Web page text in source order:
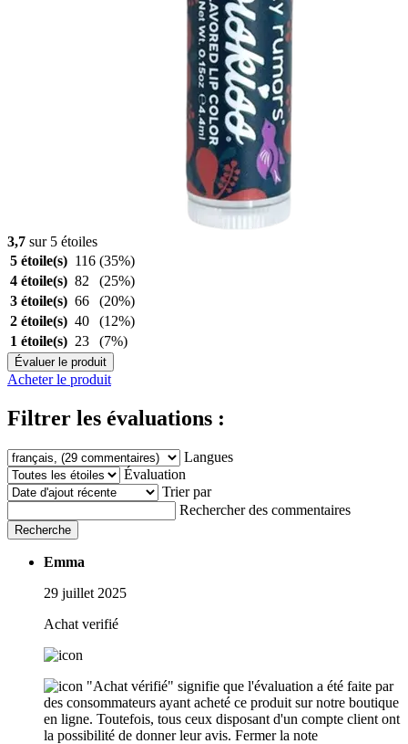
3,7 sur 5 étoiles
5 étoile(s) 116 (35%)
4 étoile(s) 82
(25%)
3 étoile(s) 66
(20%)
2 étoile(s) 40
(12%)
1 étoile(s) 23 (7%)
Évaluer le produit
Acheter le produit
Filtrer les évaluations :
Langues
Évaluation
Trier par
Rechercher des commentaires
Recherche
Emma
29 juillet 2025
Achat verifié
"Achat vérifié" signifie que l'évaluation a été faite par
des consommateurs ayant acheté ce produit sur notre boutique
en ligne. Toutefois, tous ceux disposant d'un compte client ont
la possibilité de donner leur avis. Fermer la note